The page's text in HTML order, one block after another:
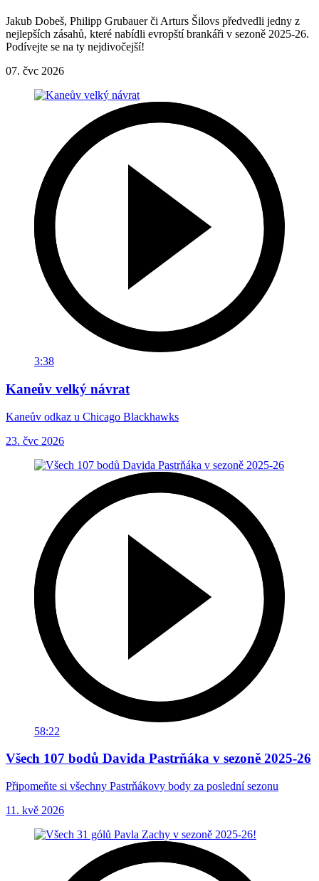
Jakub Dobeš, Philipp Grubauer či Arturs Šilovs předvedli jedny z
nejlepších zásahů, které nabídli evropští brankáři v sezoně 2025-26.
Podívejte se na ty nejdivočejší!
07. čvc 2026
3:38
Kaneův velký návrat
Kaneův odkaz u Chicago Blackhawks
23. čvc 2026
58:22
Všech 107 bodů Davida Pastrňáka v sezoně 2025-26
Připomeňte si všechny Pastrňákovy body za poslední sezonu
11. kvě 2026